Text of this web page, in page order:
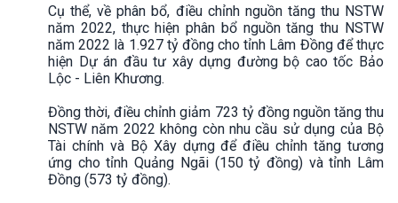
Cụ thể, về phân bổ, điều chỉnh nguồn tăng thu NSTW
năm 2022, thực hiện phân bổ nguồn tăng thu NSTW
năm 2022 là 1.927 tỷ đồng cho tỉnh Lâm Đồng để thực
hiện Dự án đầu tư xây dựng đường bộ cao tốc Bảo
Lộc - Liên Khương.
Đồng thời, điều chỉnh giảm 723 tỷ đồng nguồn tăng thu
NSTW năm 2022 không còn nhu cầu sử dụng của Bộ
Tài chính và Bộ Xây dựng để điều chỉnh tăng tương
ứng cho tỉnh Quảng Ngãi (150 tỷ đồng) và tỉnh Lâm
Đồng (573 tỷ đồng).